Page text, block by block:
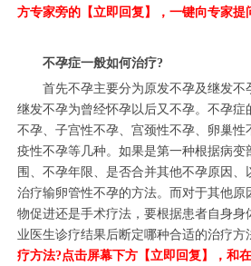
方专家旁的【立即回复】，一键向专家提
不孕症一般如何治疗?
首先不孕主要分为原发不孕及继发不
继发不孕为曾经怀孕以后又不孕。不孕症
不孕、子宫性不孕、宫颈性不孕、卵巢性
疫性不孕等几种。如果是第一种根据病变
围、不孕年限、是否合并其他不孕原因、
治疗输卵管性不孕的方法。而对于其他原
物促进还是手术疗法，要根据患者自身身
业医生诊疗结果后断定哪种合适的治疗方
疗方法?点击屏幕下方【立即回复】，和